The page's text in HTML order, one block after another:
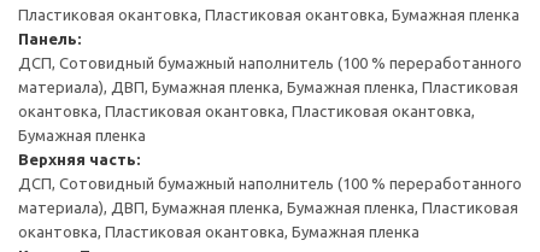
Пластиковая окантовка, Пластиковая окантовка, Бумажная пленка
Панель:
ДСП, Сотовидный бумажный наполнитель (100 % переработанного
материала), ДВП, Бумажная пленка, Бумажная пленка, Пластиковая
окантовка, Пластиковая окантовка, Пластиковая окантовка,
Бумажная пленка
Верхняя часть:
ДСП, Сотовидный бумажный наполнитель (100 % переработанного
материала), ДВП, Бумажная пленка, Бумажная пленка, Пластиковая
окантовка, Пластиковая окантовка, Бумажная пленка